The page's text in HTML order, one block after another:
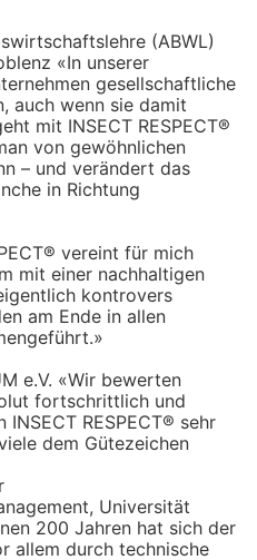
(ABWL)
«In unserer
gesellschaftliche
auch wenn sie damit
mit INSECT RESPECT®
von gewöhnlichen
– und verändert das
in Richtung
vereint für mich
mit einer nachhaltigen
kontrovers
am Ende in allen
e.V. «Wir bewerten
fortschrittlich und
RESPECT® sehr
dem Gütezeichen
Universität
200 Jahren hat sich der
allem durch technische